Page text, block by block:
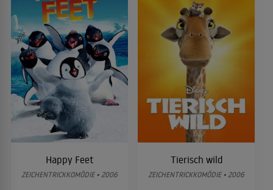
Happy Feet
ZEICHENTRICKKOMÖDIE • 2006
Tierisch wild
ZEICHENTRICKKOMÖDIE • 2006